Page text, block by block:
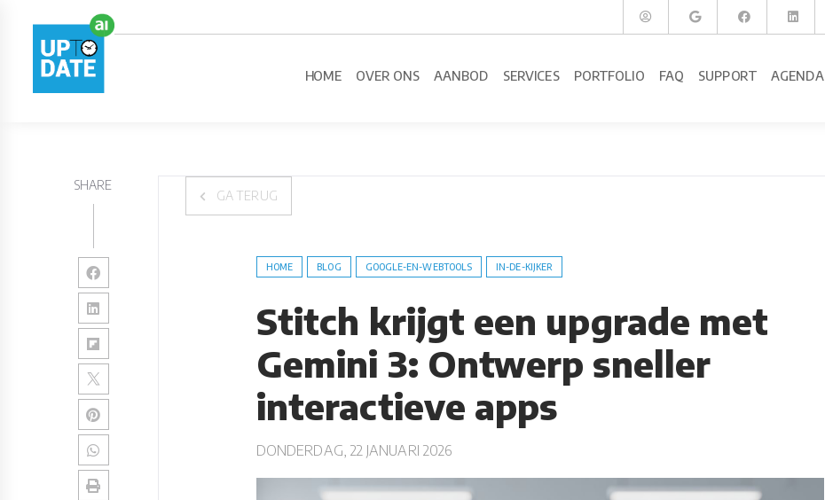
HOME OVER ONS AANBOD SERVICES PORTFOLIO FAQ SUPPORT AGENDA
SHARE
GA TERUG
HOME BLOG GOOGLE-EN-WEBTOOLS IN-DE-KIJKER
Stitch krijgt een upgrade met
Gemini 3: Ontwerp sneller
interactieve apps
DONDERDAG, 22 JANUARI 2026